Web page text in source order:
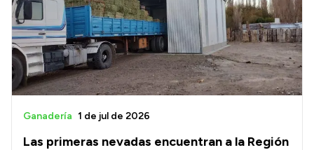
Las primeras nevadas encuentran a la Región
Ganadería 1 de jul de 2026